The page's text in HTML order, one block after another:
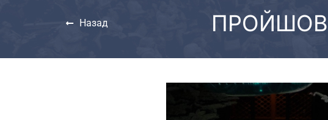
ПРОЙШОВ
Назад